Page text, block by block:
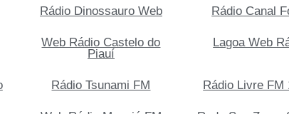
Rádio Dinossauro Web Rádio Canal
Web Rádio Castelo do
Piauí
Lagoa Web
Rádio Tsunami FM Rádio Livre FM